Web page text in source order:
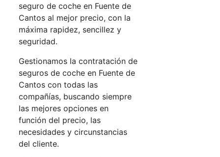
seguro de coche en Fuente de
Cantos al mejor precio, con la
máxima rapidez, sencillez y
seguridad.
Gestionamos la contratación de
seguros de coche en Fuente de
Cantos con todas las
compañías, buscando siempre
las mejores opciones en
función del precio, las
necesidades y circunstancias
del cliente.